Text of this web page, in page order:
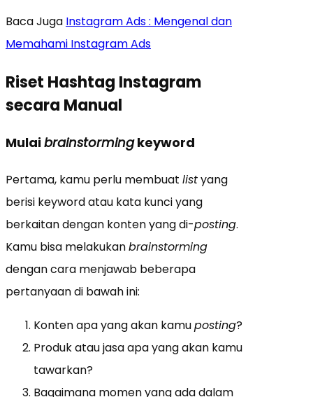
Baca Juga Instagram Ads : Mengenal dan
Memahami Instagram Ads
Riset Hashtag Instagram
secara Manual
Mulaibrainstormingkeyword
Pertama, kamu perlu membuat listyang
berisi keyword atau kata kunci yang
berkaitan dengan konten yang di-posting.
Kamu bisa melakukanbrainstorming
dengan cara menjawab beberapa
pertanyaan di bawah ini:
Konten apa yang akan kamuposting?
Produk atau jasa apa yang akan kamu
tawarkan?
Bagaimana momen yang ada dalam